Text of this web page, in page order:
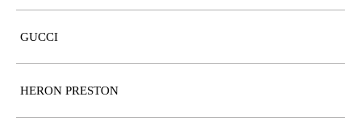
GUCCI
HERON PRESTON